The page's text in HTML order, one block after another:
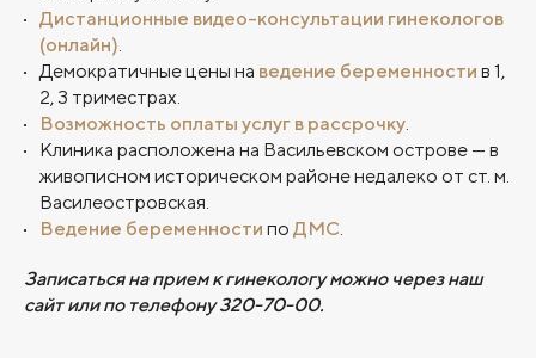
Дистанционные видео-консультации гинекологов
(онлайн).
Демократичные цены на ведение беременности в 1,
2, 3 триместрах.
Возможность оплаты услуг в рассрочку.
Клиника расположена на Васильевском острове — в
живописном историческом районе недалеко от ст. м.
Василеостровская.
Ведение беременности по ДМС.
Записаться на прием к гинекологу можно через наш
сайт или по телефону320-70-00.